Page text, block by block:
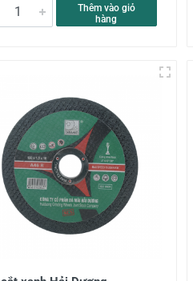
Thêm vào giỏ
hàng